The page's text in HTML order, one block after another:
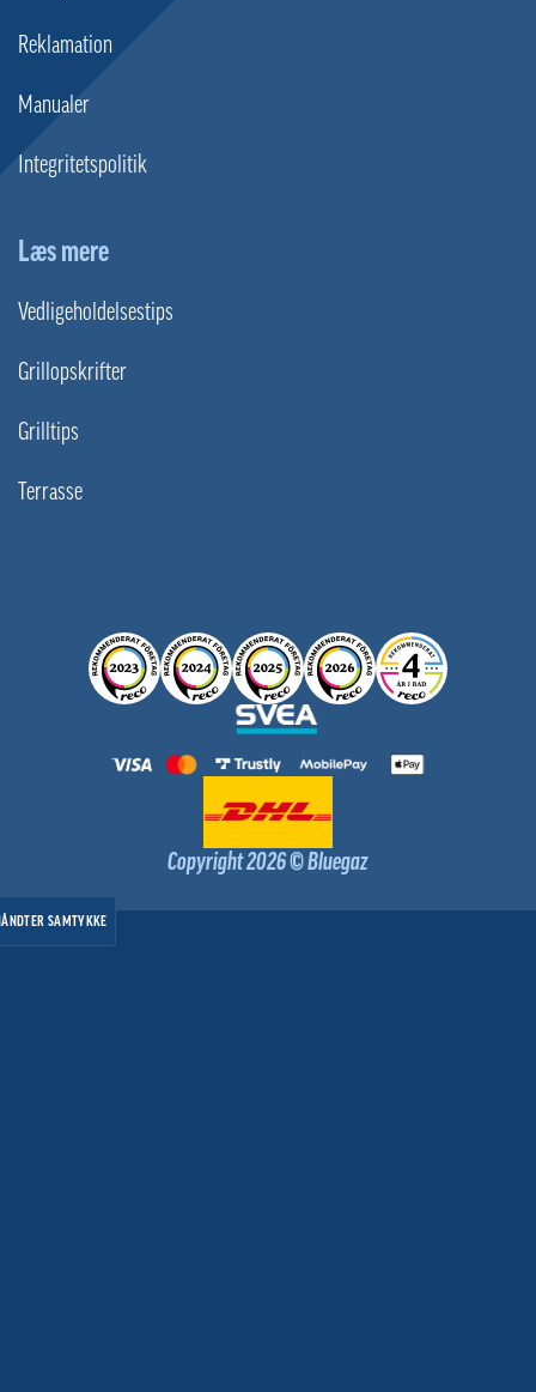
Reklamation
Manualer
Integritetspolitik
Læs mere
Vedligeholdelsestips
Grillopskrifter
Grilltips
Terrasse
Copyright 2026 © Bluegaz
SAMTYKKE